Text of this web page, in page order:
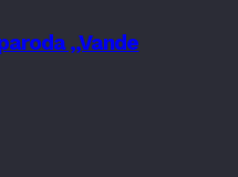
„Vande